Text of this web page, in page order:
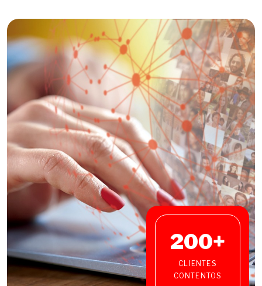
200+
CLIENTES
CONTENTOS